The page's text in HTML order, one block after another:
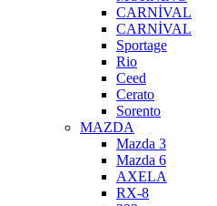
CARNİVAL
CARNİVAL
Sportage
Rio
Ceed
Cerato
Sorento
MAZDA
Mazda 3
Mazda 6
AXELA
RX-8